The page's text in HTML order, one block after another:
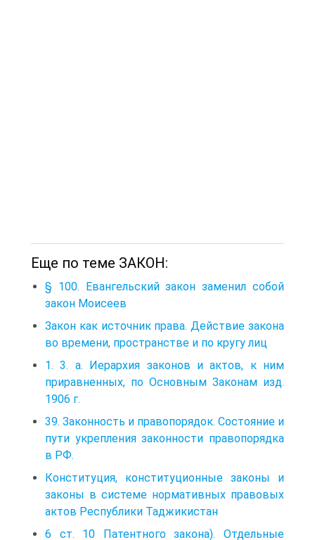
Еще по теме ЗАКОН:
§ 100. Евангельский закон заменил собой
закон Моисеев
Закон как источник права. Действие закона
во времени, пространстве и по кругу лиц
1. 3. а. Иерархия законов и актов, к ним
приравненных, по Основным Законам изд.
1906 г.
39. Законность и правопорядок. Состояние и
пути укрепления законности правопорядка
в РФ.
Конституция, конституционные законы и
законы в системе нормативных правовых
актов Республики Таджикистан
6 ст. 10 Патентного закона). Отдельные